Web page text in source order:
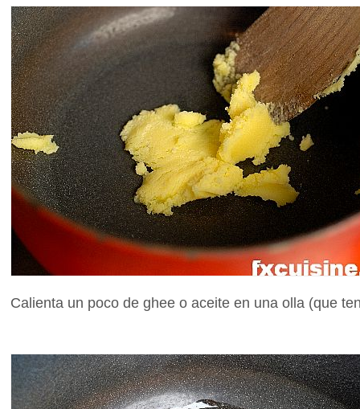
Calienta un poco de ghee o aceite en una olla (que